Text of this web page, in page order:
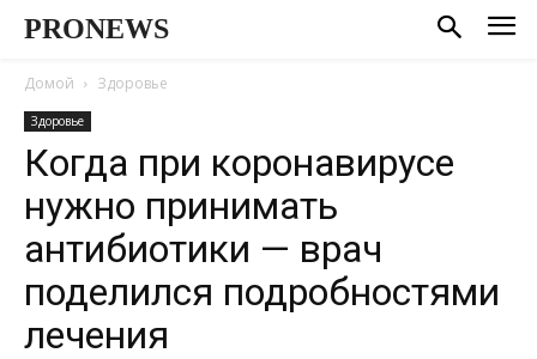
PRONEWS
Домой Здоровье
Здоровье
Когда при коронавирусе
нужно принимать
антибиотики — врач
поделился подробностями
лечения